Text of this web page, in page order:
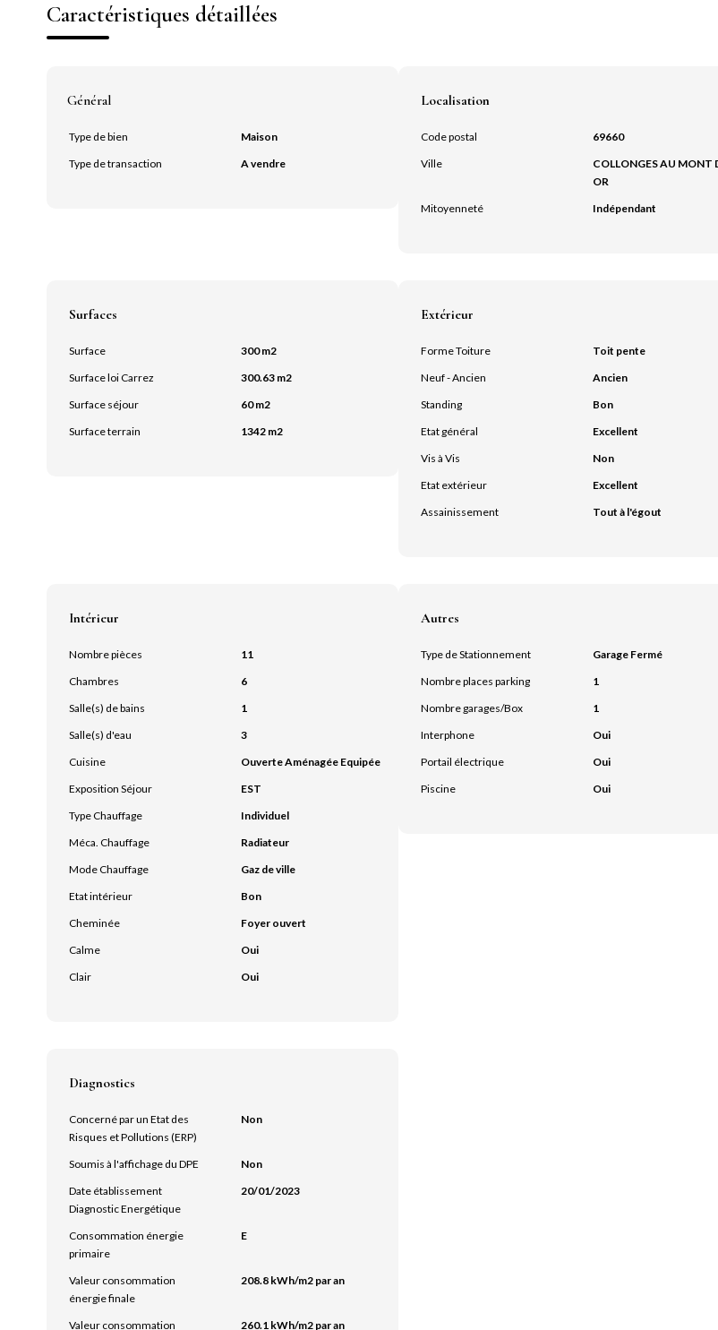
Caractéristiques détaillées
Général
Type de bien
Maison
Type de transaction
A vendre
Localisation
Code postal
69660
Ville
COLLONGES AU MONT
OR
Mitoyenneté
Indépendant
Surfaces
Surface
300 m2
Surface loi Carrez
300.63 m2
Surface séjour
60 m2
Surface terrain
1342 m2
Extérieur
Forme Toiture
Toit pente
Neuf - Ancien
Ancien
Standing
Bon
Etat général
Excellent
Vis à Vis
Non
Etat extérieur
Excellent
Assainissement
Tout à l'égout
Intérieur
Nombre pièces
11
Chambres
6
Salle(s) de bains
1
Salle(s) d'eau
3
Cuisine
Ouverte Aménagée Equipée
Exposition Séjour
EST
Type Chauffage
Individuel
Méca. Chauffage
Radiateur
Mode Chauffage
Gaz de ville
Etat intérieur
Bon
Cheminée
Foyer ouvert
Calme
Oui
Clair
Oui
Autres
Type de Stationnement
Garage Fermé
Nombre places parking
1
Nombre garages/Box
1
Interphone
Oui
Portail électrique
Oui
Piscine
Oui
Diagnostics
Concerné par un Etat des
Risques et Pollutions (ERP)
Non
Soumis à l'affichage du DPE
Non
Date établissement
Diagnostic Energétique
20/01/2023
Consommation énergie
primaire
E
Valeur consommation
énergie finale
208.8 kWh/m2 par an
Valeur consommation 260.1 kWh/m2 par an